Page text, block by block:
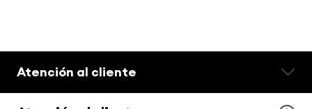
Atención al cliente